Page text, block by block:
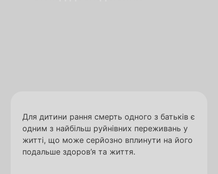
Для дитини рання смерть одного з батьків є
одним з найбільш руйнівних переживань у
житті, що може серйозно вплинути на його
подальше здоров’я та життя.